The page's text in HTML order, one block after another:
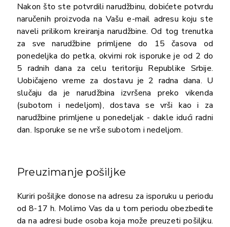
Nakon što ste potvrdili narudžbinu, dobićete potvrdu
naručenih proizvoda na Vašu e-mail adresu koju ste
naveli prilikom kreiranja narudžbine. Od tog trenutka
za sve narudžbine primljene do 15 časova od
ponedeljka do petka, okvirni rok isporuke je od 2 do
5 radnih dana za celu teritoriju Republike Srbije.
Uobičajeno vreme za dostavu je 2 radna dana. U
slučaju da je narudžbina izvršena preko vikenda
(subotom i nedeljom), dostava se vrši kao i za
narudžbine primljene u ponedeljak - dakle idući radni
dan. Isporuke se ne vrše subotom i nedeljom.
Preuzimanje pošiljke
Kuriri pošiljke donose na adresu za isporuku u periodu
od 8-17 h. Molimo Vas da u tom periodu obezbedite
da na adresi bude osoba koja može preuzeti pošiljku.